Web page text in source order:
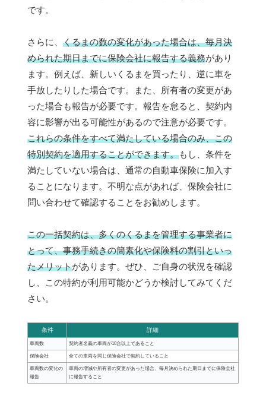
です。
さらに、 くるまの数の変化があった場合は、毎月決
められた期日までに保険会社に報告する義務があり
ます。例えば、新しいくるまを買ったり、逆に車を
手放したりした場合です。また、所有者の変更があ
った場合も報告が必要です。報告を怠ると、契約内
容に影響が出る可能性があるので注意が必要です。
これらの条件をすべて満たしている場合のみ、この
特別契約を適用することができます。もし、条件を
満たしていない場合は、通常の自動車保険に加入す
ることになります。不明な点があれば、保険会社に
問い合わせて確認することをお勧めします。
この一括契約は、多くのくるまを管理する事業者に
とって、事務手続きの簡素化や保険料の割引といっ
たメリットがあります。ぜひ、ご自身の状況を確認
し、この特約が利用可能かどうか検討してみてくだ
さい。
条件 詳細
車両数 契約者名義の車両が10台以上であること
保険会社 全ての車両を同じ保険会社で契約していること
車両数の変化の
報告
車両の増減や所有者の変更があった場合、毎月決められた期日までに保険会社
に報告すること